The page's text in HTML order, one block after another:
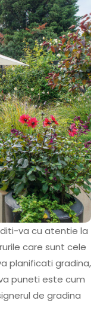
va cu atentie la
care sunt cele
planificati gradina,
puneti este cum
de gradina